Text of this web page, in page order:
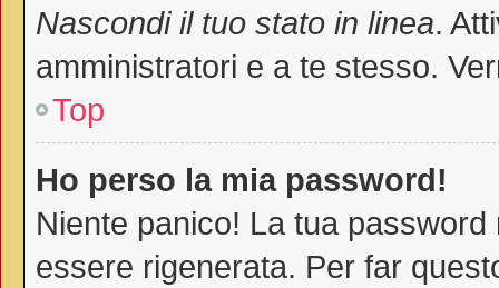
Nascondi il tuo stato in linea.
amministratori e a te stesso.
Top
Ho perso la mia password!
Niente panico! La tua
essere rigenerata. Per far